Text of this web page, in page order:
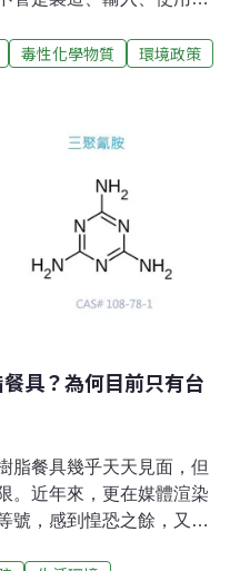
已有衛福部能依食安法進
的個案。食安法在修正
次化學局的公告，是進一
圍是6萬至50萬元。遭公
，都不屬於合法的食品添
成本、增加賣相，用來增
或混淆檢驗品質等原因，
用黃
毒性化學物質
環境政策
具？為何目前只有台
脂餐具幾乎天天見面，但
。近年來，更在媒體渲染
號，感到惶恐之餘，又不